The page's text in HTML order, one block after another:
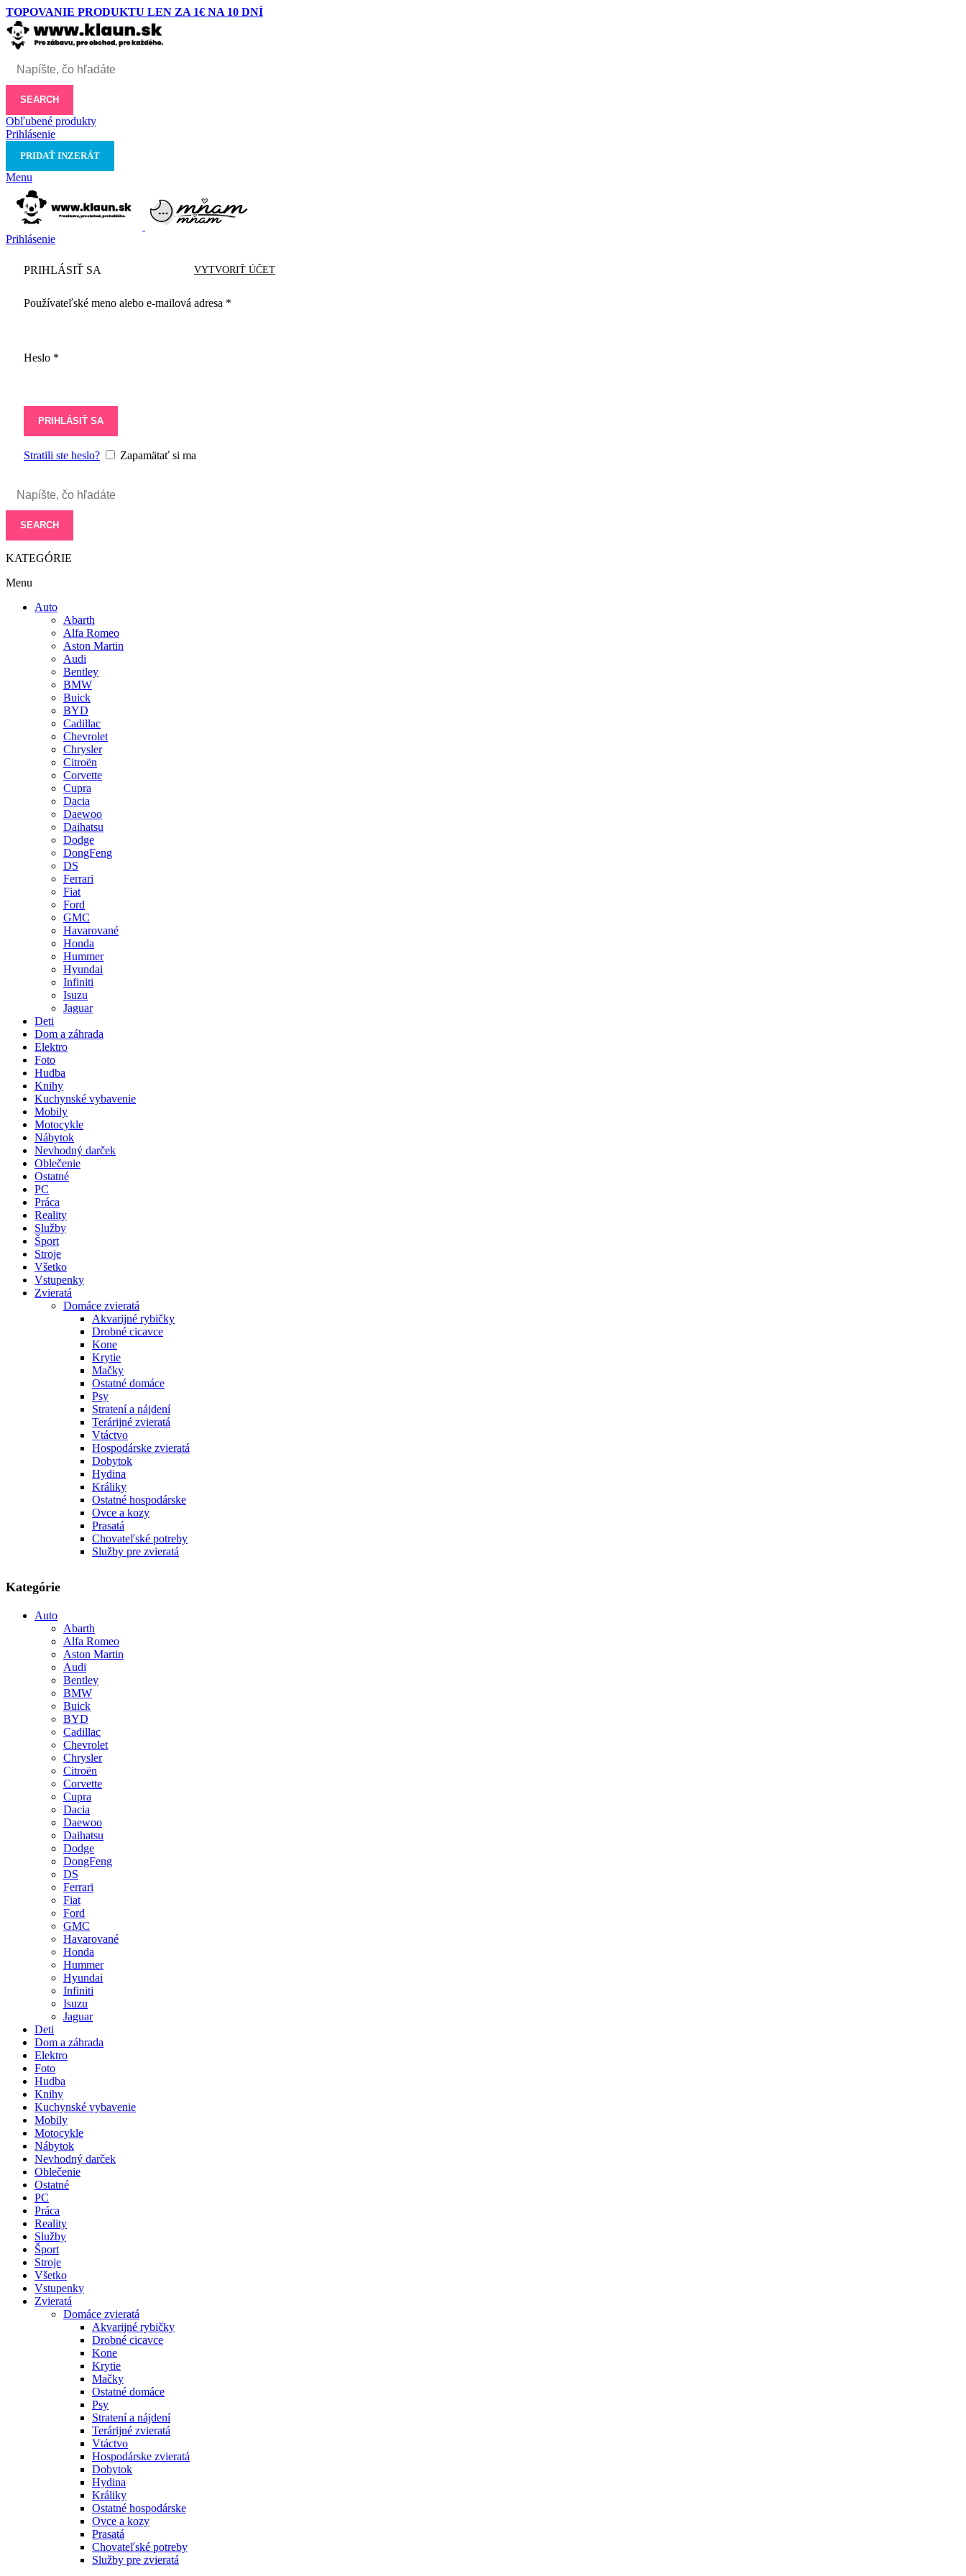
TOPOVANIE PRODUKTU LEN ZA 1€ NA 10 DNÍ
SEARCH
Obľubené produkty
Prihlásenie
PRIDAŤ INZERÁT
Menu
Prihlásenie
PRIHLÁSIŤ SA VYTVORIŤ ÚČET
Používateľské meno alebo e-mailová adresa *
Heslo *
PRIHLÁSIŤ SA
Stratili ste heslo? Zapamätať si ma
SEARCH
KATEGÓRIE
Menu
Auto
Abarth
Alfa Romeo
Aston Martin
Audi
Bentley
BMW
Buick
BYD
Cadillac
Chevrolet
Chrysler
Citroën
Corvette
Cupra
Dacia
Daewoo
Daihatsu
Dodge
DongFeng
DS
Ferrari
Fiat
Ford
GMC
Havarované
Honda
Hummer
Hyundai
Infiniti
Isuzu
Jaguar
Deti
Dom a záhrada
Elektro
Foto
Hudba
Knihy
Kuchynské vybavenie
Mobily
Motocykle
Nábytok
Nevhodný darček
Oblečenie
Ostatné
PC
Práca
Reality
Služby
Šport
Stroje
Všetko
Vstupenky
Zvieratá
Domáce zvieratá
Akvarijné rybičky
Drobné cicavce
Kone
Krytie
Mačky
Ostatné domáce
Psy
Stratení a nájdení
Terárijné zvieratá
Vtáctvo
Hospodárske zvieratá
Dobytok
Hydina
Králiky
Ostatné hospodárske
Ovce a kozy
Prasatá
Chovateľské potreby
Služby pre zvieratá
Kategórie
Auto
Abarth
Alfa Romeo
Aston Martin
Audi
Bentley
BMW
Buick
BYD
Cadillac
Chevrolet
Chrysler
Citroën
Corvette
Cupra
Dacia
Daewoo
Daihatsu
Dodge
DongFeng
DS
Ferrari
Fiat
Ford
GMC
Havarované
Honda
Hummer
Hyundai
Infiniti
Isuzu
Jaguar
Deti
Dom a záhrada
Elektro
Foto
Hudba
Knihy
Kuchynské vybavenie
Mobily
Motocykle
Nábytok
Nevhodný darček
Oblečenie
Ostatné
PC
Práca
Reality
Služby
Šport
Stroje
Všetko
Vstupenky
Zvieratá
Domáce zvieratá
Akvarijné rybičky
Drobné cicavce
Kone
Krytie
Mačky
Ostatné domáce
Psy
Stratení a nájdení
Terárijné zvieratá
Vtáctvo
Hospodárske zvieratá
Dobytok
Hydina
Králiky
Ostatné hospodárske
Ovce a kozy
Prasatá
Chovateľské potreby
Služby pre zvieratá